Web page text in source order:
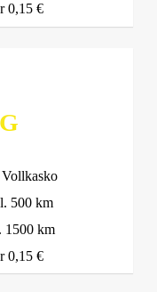
0,15 €
500 km
1500 km
0,15 €